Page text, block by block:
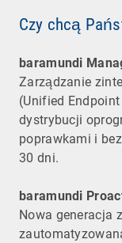
Czy chcą
baramundi
Zarządzanie
(Unified
dystrybucji
poprawkami i
30 dni.
baramundi
Nowa generacja